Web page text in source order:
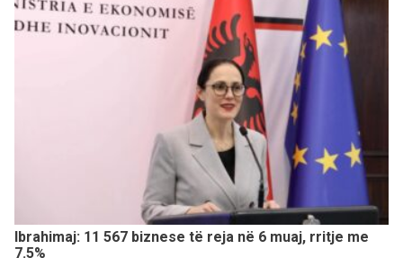
Ibrahimaj: 11 567 biznese të reja në 6 muaj, rritje me
7.5%